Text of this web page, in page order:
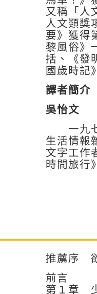
又稱「人
人文類獎
要》獲得
黎風俗》
括、《發
國歲時記
譯者簡介
吳怡文
一九七
生活情報
文字工作
時間旅行
推薦序
前言
第１章